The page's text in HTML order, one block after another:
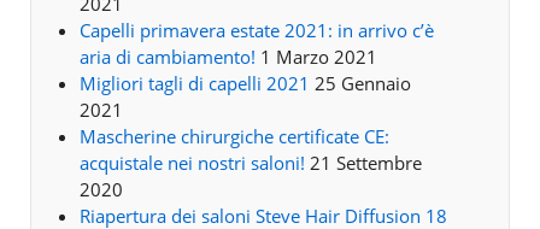
Capelli primavera estate 2021: in arrivo c’è
aria di cambiamento! 1 Marzo 2021
Migliori tagli di capelli 2021 25 Gennaio
2021
Mascherine chirurgiche certificate CE:
acquistale nei nostri saloni! 21 Settembre
2020
Riapertura dei saloni Steve Hair Diffusion 18